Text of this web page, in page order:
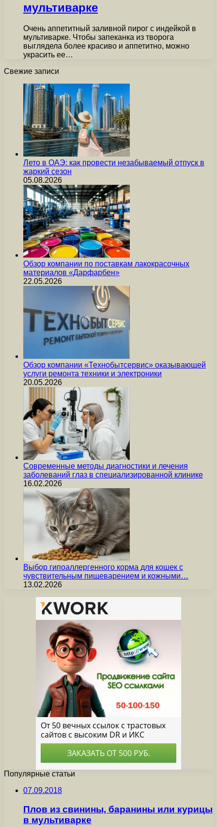
мультиварке
Очень аппетитный заливной пирог с индейкой в
мультиварке. Чтобы запеканка из творога
выглядела более красиво и аппетитно, можно
украсить ее…
Свежие записи
Лето в ОАЭ: как провести незабываемый отпуск в
жаркий сезон
05.08.2026
Обзор компании по поставкам лакокрасочных
материалов «Дарфарбен»
22.05.2026
Обзор компании «Технобытсервис» оказывающей
услуги ремонта техники и электроники
20.05.2026
Современные методы диагностики и лечения
заболеваний глаз в специализированной клинике
16.02.2026
Выбор гипоаллергенного корма для кошек с
чувствительным пищеварением и кожными…
13.02.2026
Популярные статьи
07.09.2018
Плов из свинины, баранины или курицы
в мультиварке